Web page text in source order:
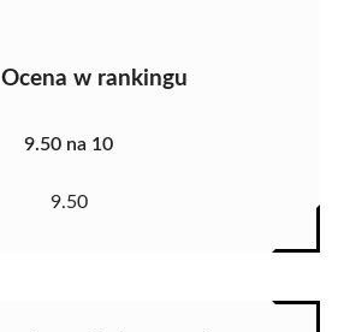
Ocena w rankingu
9.50 na 10
9.50